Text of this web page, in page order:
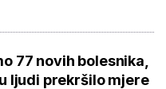
77 novih bolesnika,
ljudi prekršilo mjere